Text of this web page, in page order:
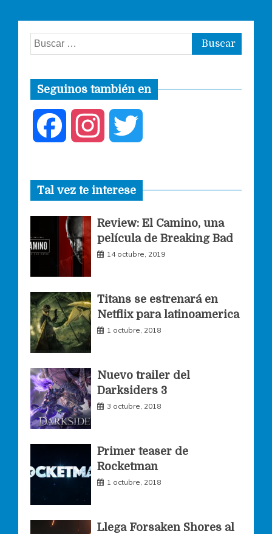
Buscar:
Seguinos también en
c
e
b
o
o
s
t
a
g
m
i
t
t
r
Tal vez te interese
Review: El Camino, una
película de Breaking Bad
14 octubre, 2019
Titans se estrenará en
Netflix para latinoamerica
1 octubre, 2018
Nuevo trailer del
Darksiders 3
3 octubre, 2018
Primer teaser de
Rocketman
1 octubre, 2018
Llega Forsaken Shores al